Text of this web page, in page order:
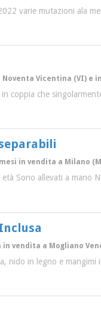
varie mutazioni ala
Noventa Vicentina (VI)
coppia che
in vendita a Milano
Sono allevati a mano
in vendita a Mogliano
nido in legno e mangimi